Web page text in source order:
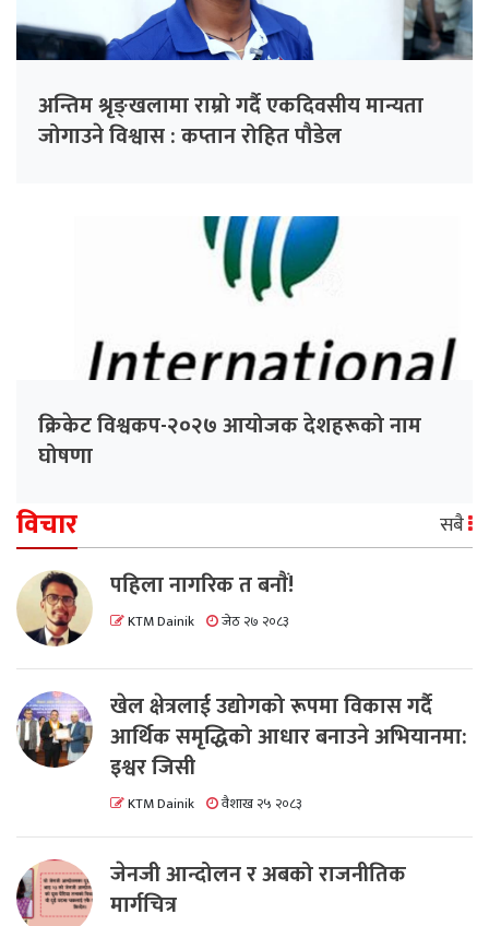
अन्तिम श्रृङ्खलामा राम्रो गर्दै एकदिवसीय मान्यता
जोगाउने विश्वास : कप्तान रोहित पौडेल
क्रिकेट विश्वकप-२०२७ आयोजक देशहरूको नाम
घोषणा
विचार सबै
पहिला नागरिक त बनाैं!
KTM Dainik जेठ २७ २०८३
खेल क्षेत्रलाई उद्योगको रूपमा विकास गर्दै
आर्थिक समृद्धिको आधार बनाउने अभियानमा:
इश्वर जिसी
KTM Dainik वैशाख २५ २०८३
जेनजी आन्दोलन र अबको राजनीतिक
मार्गचित्र